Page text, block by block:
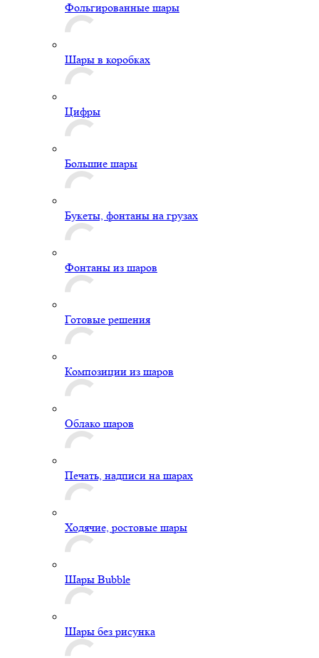
Фольгированные шары
Шары в коробках
Цифры
Большие шары
Букеты, фонтаны на грузах
Фонтаны из шаров
Готовые решения
Композиции из шаров
Облако шаров
Печать, надписи на шарах
Ходячие, ростовые шары
Шары Bubble
Шары без рисунка